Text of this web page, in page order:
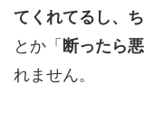
てくれてるし、
とか「 断ったら
れません。